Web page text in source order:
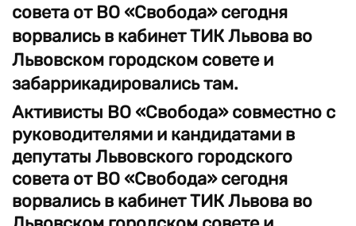
совета от ВО «Свобода» сегодня
ворвались в кабинет ТИК Львова во
Львовском городском совете и
забаррикадировались там.
Активисты ВО «Свобода» совместно с
руководителями и кандидатами в
депутаты Львовского городского
совета от ВО «Свобода» сегодня
ворвались в кабинет ТИК Львова во